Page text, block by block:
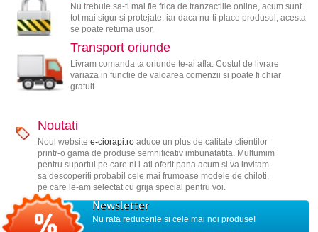
Nu trebuie sa-ti mai fie frica de tranzactiile online, acum sunt
tot mai sigur si protejate, iar daca nu-ti place produsul, acesta
se poate returna usor.
Transport oriunde
Livram comanda ta oriunde te-ai afla. Costul de livrare
variaza in functie de valoarea comenzii si poate fi chiar
gratuit.
Noutati
Noul website e-ciorapi.roaduce un plus de calitate clientilor
printr-o gama de produse semnificativ imbunatatita. Multumim
pentru suportul pe care ni l-ati oferit pana acum si va invitam
sa descoperiti probabil cele mai frumoase modele de chiloti,
pe care le-am selectat cu grija special pentru voi.
Newsletter
Nu rata reducerile si cele mai noi produse!